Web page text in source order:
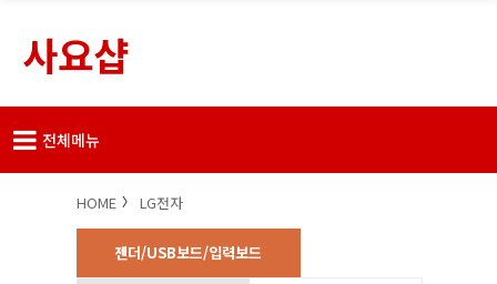
사요샵
전체메뉴
HOME LG전자
젠더/USB보드/입력보드